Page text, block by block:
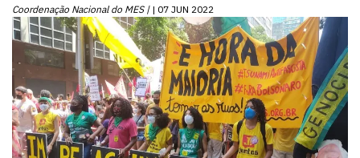
Coordenação Nacional do MES | 07 JUN 2022